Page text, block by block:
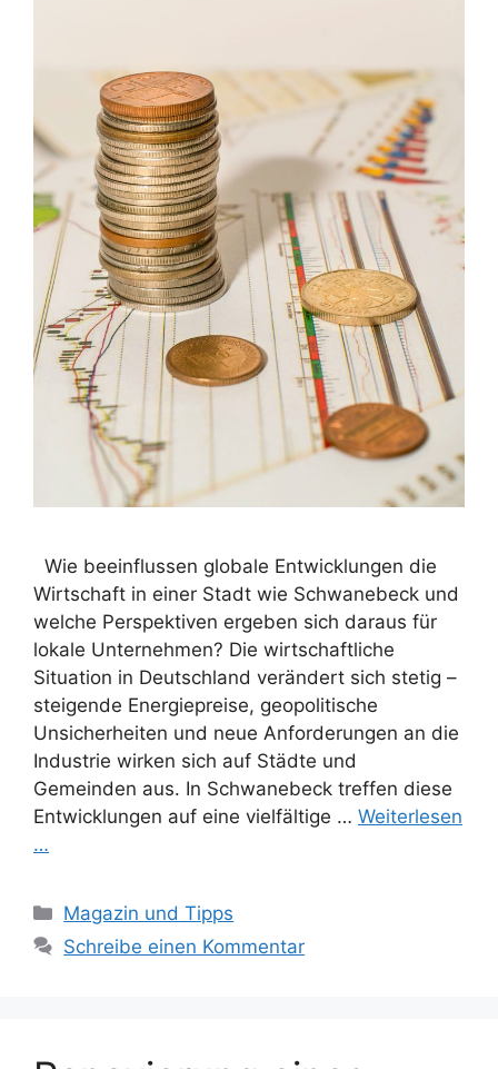
Wie beeinflussen globale Entwicklungen die
Wirtschaft in einer Stadt wie Schwanebeck und
welche Perspektiven ergeben sich daraus für
lokale Unternehmen? Die wirtschaftliche
Situation in Deutschland verändert sich stetig –
steigende Energiepreise, geopolitische
Unsicherheiten und neue Anforderungen an die
Industrie wirken sich auf Städte und
Gemeinden aus. In Schwanebeck treffen diese
Entwicklungen auf eine vielfältige … Weiterlesen
…
Kategorien
Magazin und Tipps
Schreibe einen Kommentar